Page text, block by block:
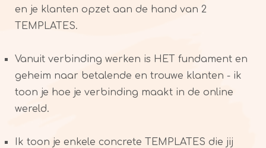
en je klanten opzet aan de hand van 2
TEMPLATES.
Vanuit verbinding werken is HET fundament en
geheim naar betalende en trouwe klanten - ik
toon je hoe je verbinding maakt in de online
wereld.
Ik toon je enkele concrete TEMPLATES die jij